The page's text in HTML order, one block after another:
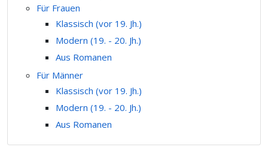
Für Frauen
Klassisch (vor 19. Jh.)
Modern (19. - 20. Jh.)
Aus Romanen
Für Männer
Klassisch (vor 19. Jh.)
Modern (19. - 20. Jh.)
Aus Romanen